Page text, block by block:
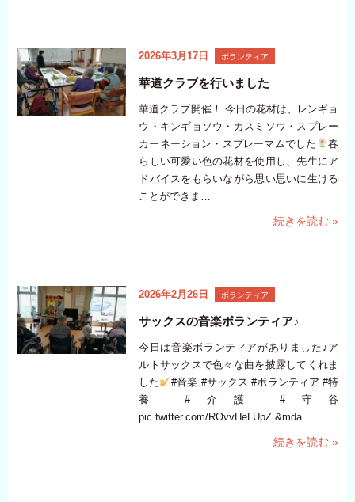
2026年3月17日 ボランティア
華道クラブを行いました
華道クラブ開催！ 今日の花材は、レンギョ
ウ・キンギョソウ・カスミソウ・スプレー
カーネーション・スプレーマムでした
春
らしい可愛い色の花材を使用し、先生にア
ドバイスをもらいながら思い思いに生ける
ことができま…
続きを読む »
2026年2月26日 ボランティア
サックスの音楽ボランティア♪
今日は音楽ボランティアがありました♪ア
ルトサックスで色々な曲を披露してくれま
した
#音楽 #サックス #ボランティア #特
養 #介護 #守谷
pic.twitter.com/ROvvHeLUpZ &mda…
続きを読む »